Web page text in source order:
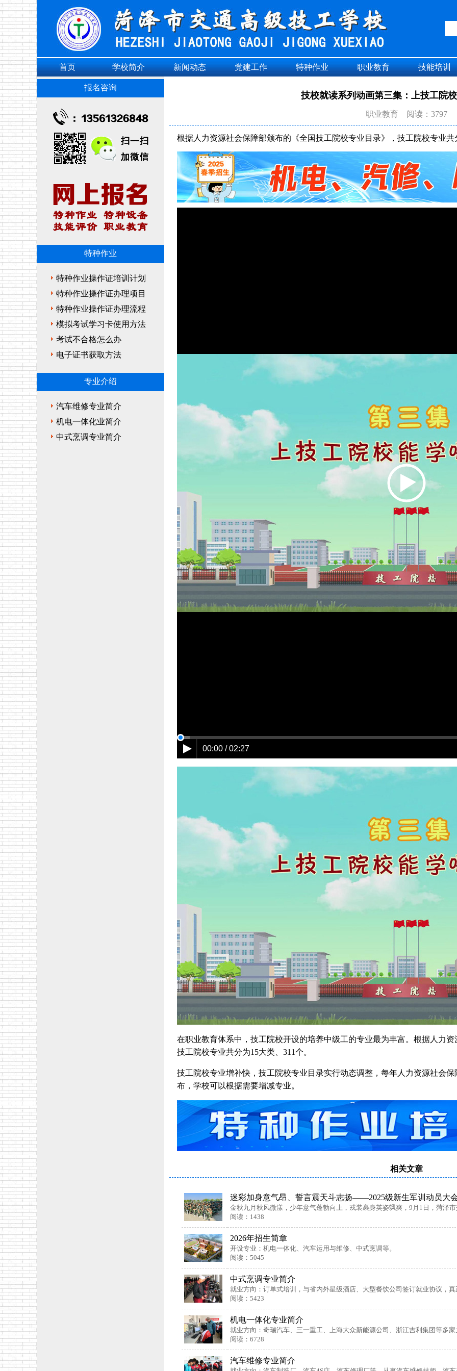
首页 学校简介 新闻动态 党建工作 特种作业 职业教育 技能培训
报名咨询
特种作业
特种作业操作证培训计划
特种作业操作证办理项目
特种作业操作证办理流程
模拟考试学习卡使用方法
考试不合格怎么办
电子证书获取方法
专业介绍
汽车维修专业简介
机电一体化业简介
中式烹调专业简介
技校就读系列动画第三集：上技工院
职业教育 阅读：3797
根据人力资源社会保障部颁布的《全国技工院校专业目录》，技工院校专业共
00:00 / 02:27
在职业教育体系中，技工院校开设的培养中级工的专业最为丰富。根据人力
技工院校专业共分为15大类、311个。
技工院校专业增补快，技工院校专业目录实行动态调整，每年人力资源社会
布，学校可以根据需要增减专业。
相关文章
迷彩加身意气昂、誓言震天斗志扬——2025级新生军训动员大
金秋九月秋风微漾，少年意气蓬勃向上，戎装裹身英姿飒爽，9月1日，菏
阅读：1438
2026年招生简章
开设专业：机电一体化、汽车运用与维修、中式烹调等。
阅读：5045
中式烹调专业简介
就业方向：订单式培训，与省内外星级酒店、大型餐饮公司签订就业协议，
阅读：5423
机电一体化专业简介
就业方向：奇瑞汽车、三一重工、上海大众新能源公司、浙江吉利集团等多
阅读：6728
汽车维修专业简介